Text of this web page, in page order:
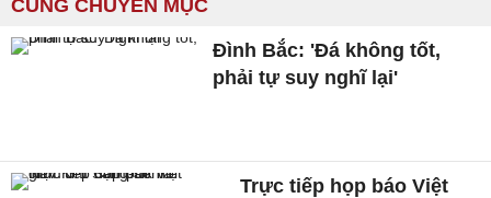
CÙNG CHUYÊN MỤC
Đình Bắc: 'Đá không tốt,
phải tự suy nghĩ lại'
Trực tiếp họp báo Việt